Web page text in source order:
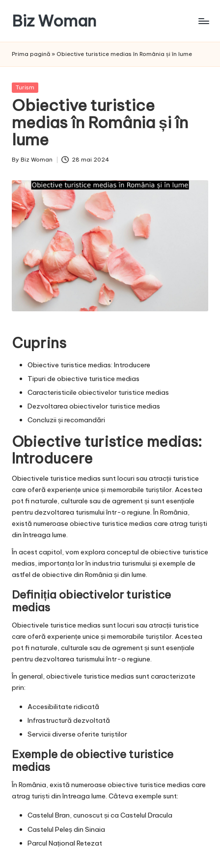
content
Biz Woman
succesul
Prima pagină » Obiective turistice medias în România și în lume
Posted
Turism
Obiective turistice
medias în România și în
lume
Posted
By Biz Woman 28 mai 2024
Cuprins
Obiective turistice medias: Introducere
Tipuri de obiective turistice medias
Caracteristicile obiectivelor turistice medias
Dezvoltarea obiectivelor turistice medias
Concluzii și recomandări
Obiective turistice medias:
Introducere
Obiectivele turistice medias sunt locuri sau atracții turistice
care oferă experiențe unice și memorabile turiștilor. Acestea
pot fi naturale, culturale sau de agrement și sunt esențiale
pentru dezvoltarea turismului într-o regiune. În România,
există numeroase obiective turistice medias care atrag turiști
din întreaga lume.
În acest capitol, vom explora conceptul de obiective turistice
medias, importanța lor în industria turismului și exemple de
astfel de obiective din România și din lume.
Definiția obiectivelor turistice
medias
Obiectivele turistice medias sunt locuri sau atracții turistice
care oferă experiențe unice și memorabile turiștilor. Acestea
pot fi naturale, culturale sau de agrement și sunt esențiale
pentru dezvoltarea turismului într-o regiune.
În general, obiectivele turistice medias sunt caracterizate
prin:
Accesibilitate ridicată
Infrastructură dezvoltată
Servicii diverse oferite turiștilor
Exemple de obiective turistice
medias
În România, există numeroase obiective turistice medias care
atrag turiști din întreaga lume. Câteva exemple sunt:
Castelul Bran, cunoscut și ca Castelul Dracula
Castelul Peleș din Sinaia
Parcul Național Retezat